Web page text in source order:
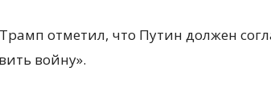
отметил, что Путин должен
войну».